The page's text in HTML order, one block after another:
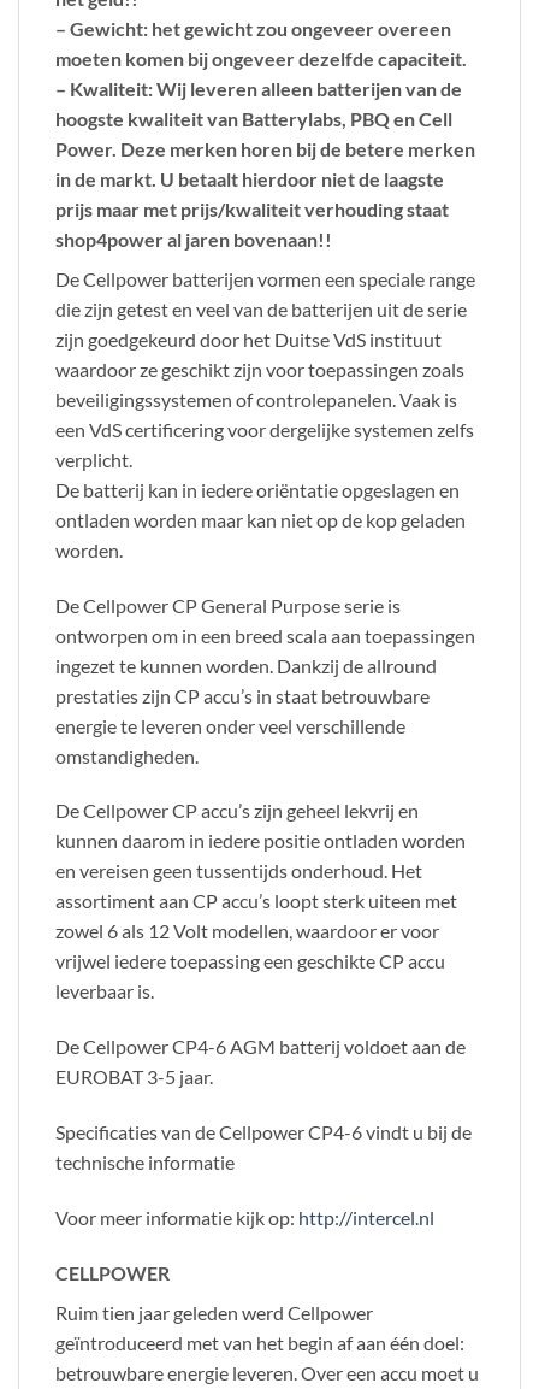
– Gewicht: het gewicht zou ongeveer overeen
moeten komen bij ongeveer dezelfde capaciteit.
– Kwaliteit: Wij leveren alleen batterijen van de
hoogste kwaliteit van Batterylabs, PBQ en Cell
Power. Deze merken horen bij de betere merken
in de markt. U betaalt hierdoor niet de laagste
prijs maar met prijs/kwaliteit verhouding staat
shop4power al jaren bovenaan!!
De Cellpower batterijen vormen een speciale range
die zijn getest en veel van de batterijen uit de serie
zijn goedgekeurd door het Duitse VdS instituut
waardoor ze geschikt zijn voor toepassingen zoals
beveiligingssystemen of controlepanelen. Vaak is
een VdS certificering voor dergelijke systemen zelfs
verplicht.
De batterij kan in iedere oriëntatie opgeslagen en
ontladen worden maar kan niet op de kop geladen
worden.
De Cellpower CP General Purpose serie is
ontworpen om in een breed scala aan toepassingen
ingezet te kunnen worden. Dankzij de allround
prestaties zijn CP accu’s in staat betrouwbare
energie te leveren onder veel verschillende
omstandigheden.
De Cellpower CP accu’s zijn geheel lekvrij en
kunnen daarom in iedere positie ontladen worden
en vereisen geen tussentijds onderhoud. Het
assortiment aan CP accu’s loopt sterk uiteen met
zowel 6 als 12 Volt modellen, waardoor er voor
vrijwel iedere toepassing een geschikte CP accu
leverbaar is.
De Cellpower CP4-6 AGM batterij voldoet aan de
EUROBAT 3-5 jaar.
Specificaties van de Cellpower CP4-6 vindt u bij de
technische informatie
Voor meer informatie kijk op: http://intercel.nl
CELLPOWER
Ruim tien jaar geleden werd Cellpower
geïntroduceerd met van het begin af aan één doel:
betrouwbare energie leveren. Over een accu moet u